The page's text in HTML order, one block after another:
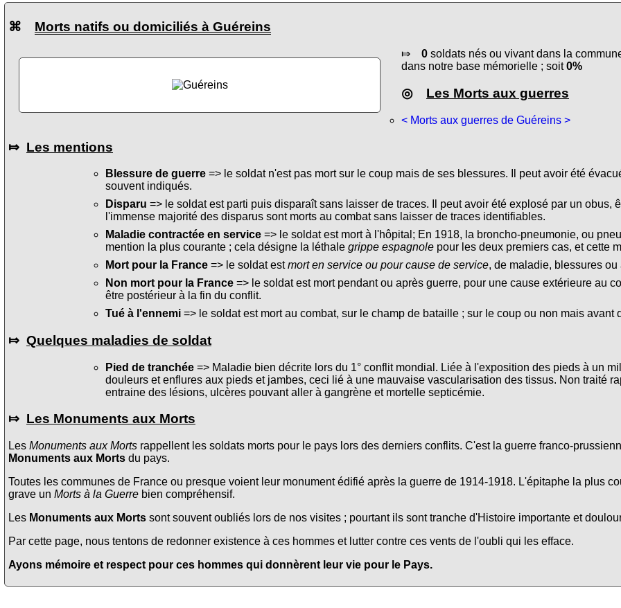
⌘ Morts natifs ou domiciliés à Guéreins
⤇ 0 soldats nés ou vivant dans la
dans notre base mémorielle ; soit0%
◎ Les Morts aux guerres
< Morts aux guerres de Guéreins >
⤇ Les mentions
Blessure de guerre => le soldat n'est pas mort sur le coup mais de ses blessures. Il peut avoir été
souvent indiqués.
Disparu => le soldat est parti puis disparaît sans laisser de traces. Il peut avoir été explosé par un obus,
l'immense majorité des disparus sont morts au combat sans laisser de traces identifiables.
Maladie contractée en service => le soldat est mort à l'hôpital; En 1918, la broncho-pneumonie, ou
mention la plus courante ; cela désigne la léthale grippe espagnole pour les deux premiers cas, et cette
Mort pour la France => le soldat estmort en service ou pour cause de service, de maladie, blessures
Non mort pour la France => le soldat est mort pendant ou après guerre, pour une cause extérieure au
être postérieur à la fin du conflit.
Tué à l'ennemi => le soldat est mort au combat, sur le champ de bataille ; sur le coup ou non mais avant
⤇ Quelques maladies de soldat
Pied de tranchée => Maladie bien décrite lors du 1° conflit mondial. Liée à l'exposition des pieds à un
douleurs et enflures aux pieds et jambes, ceci lié à une mauvaise vascularisation des tissus. Non traité
entraine des lésions, ulcères pouvant aller à gangrène et mortelle septicémie.
⤇ Les Monuments aux Morts
Les Monuments aux Morts rappellent les soldats morts pour le pays lors des derniers conflits. C'est la guerre franco-
Monuments aux Morts du pays.
Toutes les communes de France ou presque voient leur monument édifié après la guerre de 1914-1918. L'épitaphe la plus
grave un Morts à la Guerre bien compréhensif.
Les Monuments aux Morts sont souvent oubliés lors de nos visites ; pourtant ils sont tranche d'Histoire importante et
Par cette page, nous tentons de redonner existence à ces hommes et lutter contre ces vents de l'oubli qui les efface.
Ayons mémoire et respect pour ces hommes qui donnèrent leur vie pour le Pays.